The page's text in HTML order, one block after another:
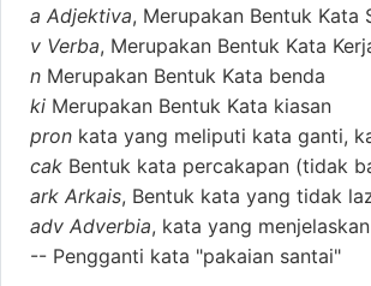
a Adjektiva, Merupakan Bentuk Kata
v Verba, Merupakan Bentuk Kata
n Merupakan Bentuk Kata benda
ki Merupakan Bentuk Kata kiasan
pron kata yang meliputi kata ganti,
cak Bentuk kata percakapan (tidak
ark Arkais, Bentuk kata yang tidak
adv Adverbia, kata yang
-- Pengganti kata "pakaian santai"